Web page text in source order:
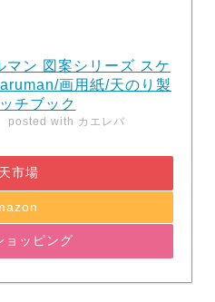
マン 図案シリーズ スケ
画用紙/天のり製
チブック
posted with カエレバ
市場
ョッピング